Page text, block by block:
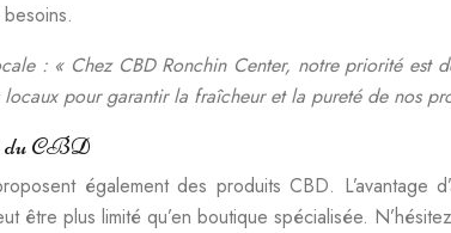
: « Chez CBD Ronchin Center, notre priorité
pour garantir la fraîcheur et la pureté de nos
du CBD
également des produits CBD.
être plus limité qu’en boutique spécialisée.